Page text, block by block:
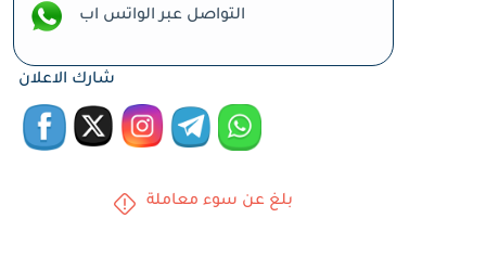
التواصل عبر الواتس اب
شارك الاعلان
بلغ عن سوء معاملة